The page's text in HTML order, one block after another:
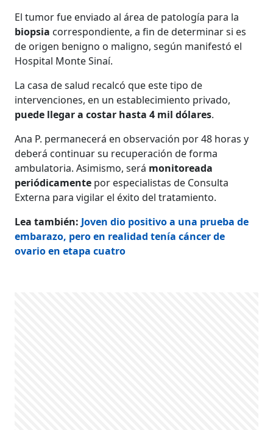
El tumor fue enviado al área de patología para la
biopsia correspondiente, a fin de determinar si es
de origen benigno o maligno, según manifestó el
Hospital Monte Sinaí.
La casa de salud recalcó que este tipo de
intervenciones, en un establecimiento privado,
puede llegar a costar hasta 4 mil dólares.
Ana P. permanecerá en observación por 48 horas y
deberá continuar su recuperación de forma
ambulatoria. Asimismo, será monitoreada
periódicamente por especialistas de Consulta
Externa para vigilar el éxito del tratamiento.
Lea también: Joven dio positivo a una prueba de
embarazo, pero en realidad tenía cáncer de
ovario en etapa cuatro